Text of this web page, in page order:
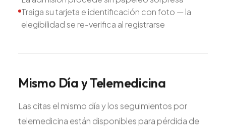
Traiga su tarjeta e identificación con foto — la
elegibilidad se re-verifica al registrarse
Mismo DíayTelemedicina
Las citas el mismo día y los seguimientos por
telemedicina están disponibles para pérdida de